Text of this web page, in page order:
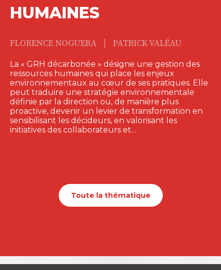
HUMAINES
FLORENCE NOGUERA | PATRICK VALÉAU
La « GRH décarbonée » désigne une gestion des
ressources humaines qui place les enjeux
environnementaux au cœur de ses pratiques. Elle
peut traduire une stratégie environnementale
définie par la direction ou, de manière plus
proactive, devenir un levier de transformation en
sensibilisant les décideurs, en valorisant les
initiatives des collaborateurs et…
Toute la thématique